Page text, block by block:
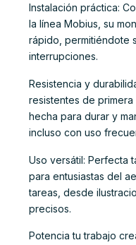
Instalación práctica:
la línea Mobius, su
rápido, permitiéndote
interrupciones.
Resistencia y
resistentes de
hecha para durar y
incluso con uso
Uso versátil: Perfecta
para entusiastas del
tareas, desde
precisos.
Potencia tu trabajo